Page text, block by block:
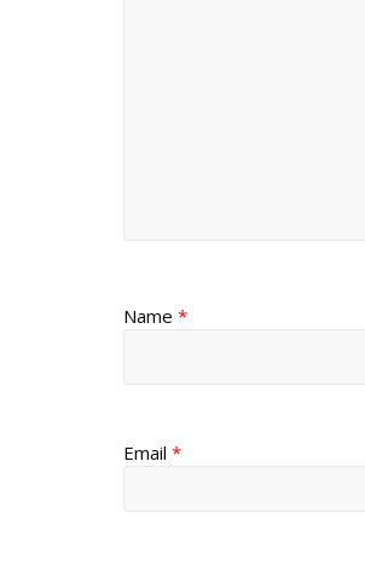
Name *
Email *